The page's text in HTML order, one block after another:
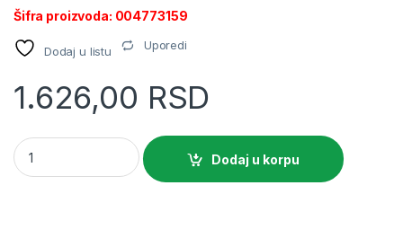
Šifra proizvoda: 004773159
Dodaj u listu Uporedi
1.626,00 RSD
ETI Teretna sklopka CS 16 91 PN quantity
Dodaj u korpu